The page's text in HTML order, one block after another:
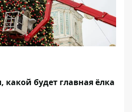
какой будет главная ёлка